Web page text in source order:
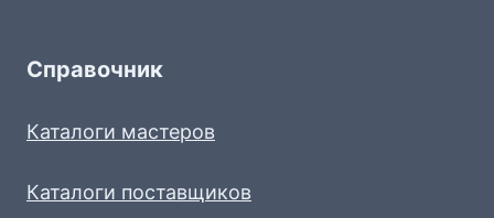
Справочник
Каталоги мастеров
Каталоги поставщиков